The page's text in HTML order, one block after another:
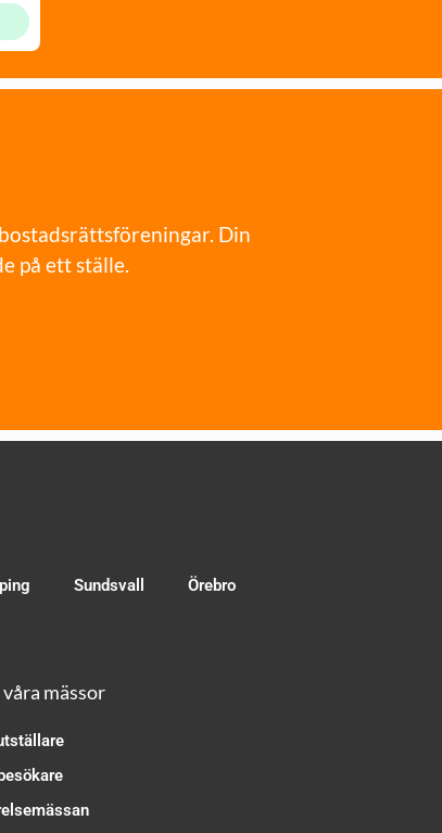
Din
på ett ställe.
Sundsvall Örebro
mässor